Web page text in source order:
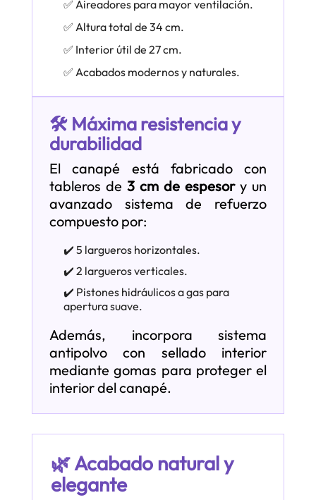
✅ Aireadores para mayor ventilación.
✅ Altura total de 34 cm.
✅ Interior útil de 27 cm.
✅ Acabados modernos y naturales.
🛠️ Máxima resistencia y
durabilidad
El canapé está fabricado con
tableros de 3 cm de espesory un
avanzado sistema de refuerzo
compuesto por:
✔️ 5 largueros horizontales.
✔️ 2 largueros verticales.
✔️ Pistones hidráulicos a gas para
apertura suave.
Además, incorpora sistema
antipolvo con sellado interior
mediante gomas para proteger el
interior del canapé.
🌿 Acabado natural y
elegante